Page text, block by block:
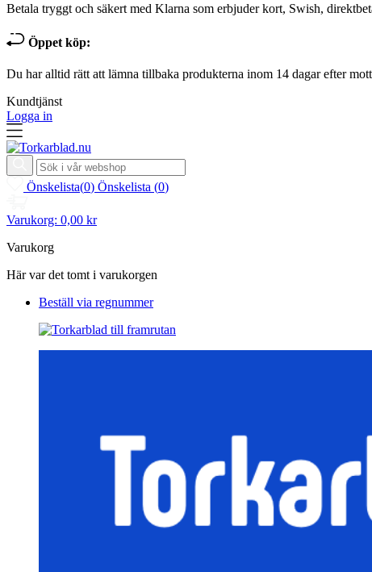
Betala tryggt och säkert med Klarna som erbjuder kort, Swish,
Öppet köp:
Du har alltid rätt att lämna tillbaka produkterna inom 14 dagar efter
Kundtjänst
Logga in
Önskelista(0) Önskelista (0)
Varukorg: 0,00 kr
Varukorg
Här var det tomt i varukorgen
Beställ via regnummer